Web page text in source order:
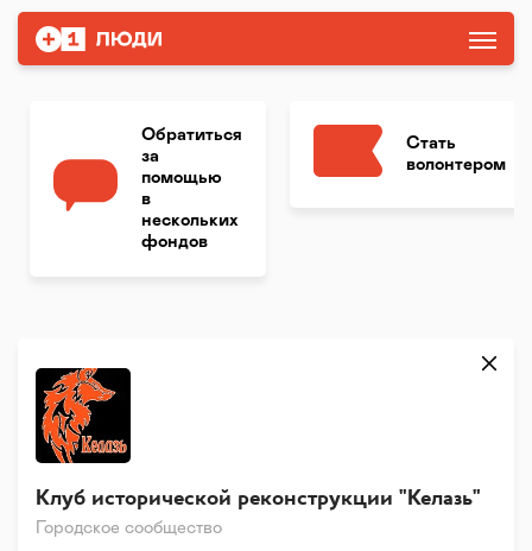
Обратиться
за
помощью
в
нескольких
фондов
Стать
волонтером
Городское сообщество
Клуб исторической реконструкции "Келазь"